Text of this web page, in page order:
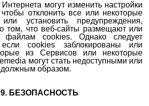
могут изменить настройки
отклонить все или некоторые
установить предупреждения,
том, что веб-сайты размещают или
cookies. Однако следует
cookies заблокированы или
из Сервисов или некоторые
могут стать недоступными или
должным образом.
БЕЗОПАСНОСТЬ